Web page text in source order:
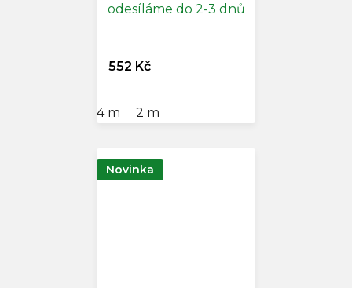
odesíláme do 2-3 dnů
552 Kč
4 m 2 m
Novinka